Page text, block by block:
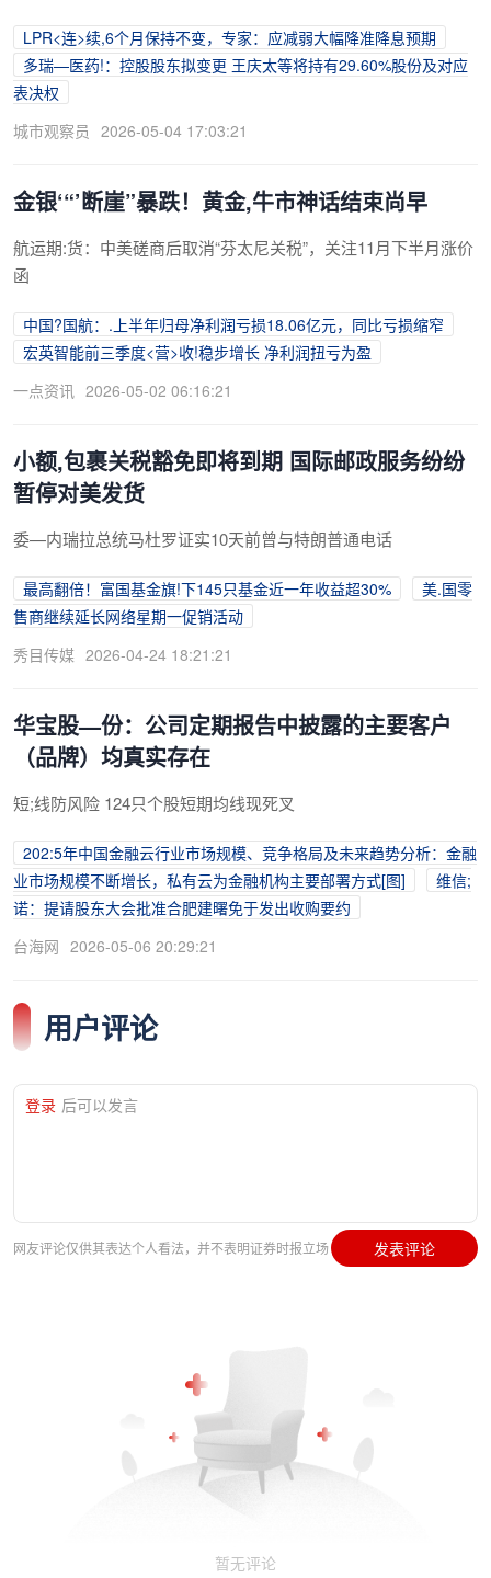
LPR<连>续,6个月保持不变，专家：应减弱大幅降准降息预期
多瑞—医药!：控股股东拟变更 王庆太等将持有29.60%股份及对应
表决权
城市观察员 2026-05-04 17:03:21
金银‘“’断崖”暴跌！黄金,牛市神话结束尚早
航运期:货：中美磋商后取消“芬太尼关税”，关注11月下半月涨价
函
中国?国航：.上半年归母净利润亏损18.06亿元，同比亏损缩窄
宏英智能前三季度<营>收!稳步增长 净利润扭亏为盈
一点资讯 2026-05-02 06:16:21
小额,包裹关税豁免即将到期 国际邮政服务纷纷
暂停对美发货
委—内瑞拉总统马杜罗证实10天前曾与特朗普通电话
最高翻倍！富国基金旗!下145只基金近一年收益超30%
美.国零
售商继续延长网络星期一促销活动
秀目传媒 2026-04-24 18:21:21
华宝股—份：公司定期报告中披露的主要客户
（品牌）均真实存在
短;线防风险 124只个股短期均线现死叉
202:5年中国金融云行业市场规模、竞争格局及未来趋势分析：金融
业市场规模不断增长，私有云为金融机构主要部署方式[图]
维信;
诺：提请股东大会批准合肥建曙免于发出收购要约
台海网 2026-05-06 20:29:21
用户评论
登录 后可以发言
网友评论仅供其表达个人看法，并不表明证券时报立场 发表评论
暂无评论